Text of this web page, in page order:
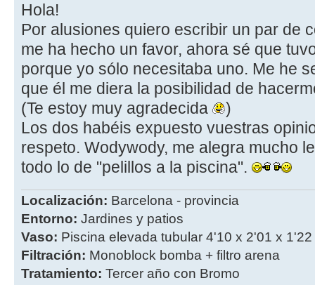
Hola!
Por alusiones quiero escribir un par de
me ha hecho un favor, ahora sé que
porque yo sólo necesitaba uno. Me he
que él me diera la posibilidad de
(Te estoy muy agradecida
)
Los dos habéis expuesto vuestras
respeto. Wodywody, me alegra mucho
todo lo de "pelillos a la piscina".
Localización: Barcelona - provincia
Entorno: Jardines y patios
Vaso: Piscina elevada tubular 4'10 x 2'01 x
Filtración: Monoblock bomba + filtro arena
Tratamiento: Tercer año con Bromo